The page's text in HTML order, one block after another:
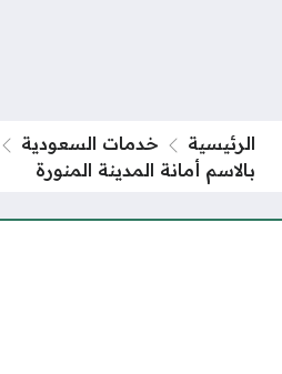
الرئيسية خدمات السعودية
بالاسم أمانة المدينة المنورة